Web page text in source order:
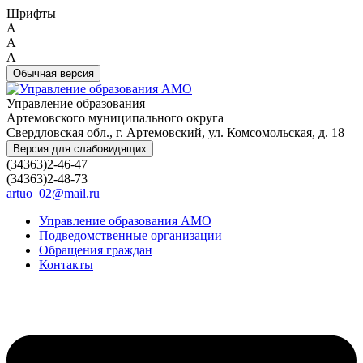
Шрифты
A
A
A
Обычная версия
Управление образования
Артемовского муниципального округа
Свердловская обл., г. Артемовский, ул. Комсомольская, д. 18
Версия для слабовидящих
(34363)2-46-47
(34363)2-48-73
artuo_02@mail.ru
Управление образования АМО
Подведомственные организации
Обращения граждан
Контакты